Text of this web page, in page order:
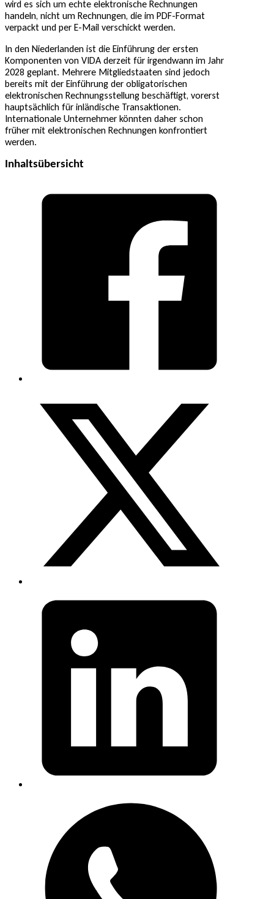
wird es sich um echte elektronische Rechnungen
handeln, nicht um Rechnungen, die im PDF-Format
verpackt und per E-Mail verschickt werden.
In den Niederlanden ist die Einführung der ersten
Komponenten von VIDA derzeit für irgendwann im Jahr
2028 geplant. Mehrere Mitgliedstaaten sind jedoch
bereits mit der Einführung der obligatorischen
elektronischen Rechnungsstellung beschäftigt, vorerst
hauptsächlich für inländische Transaktionen.
Internationale Unternehmer könnten daher schon
früher mit elektronischen Rechnungen konfrontiert
werden.
Inhaltsübersicht